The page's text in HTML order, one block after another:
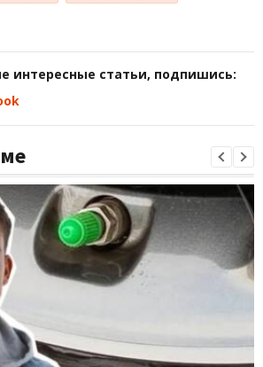
интересные статьи, подпишись: